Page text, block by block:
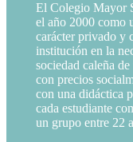
El Colegio Mayor
el año 2000 como
carácter privado y
institución en la
sociedad caleña
con precios
con una didáctica
cada estudiante
un grupo entre 22